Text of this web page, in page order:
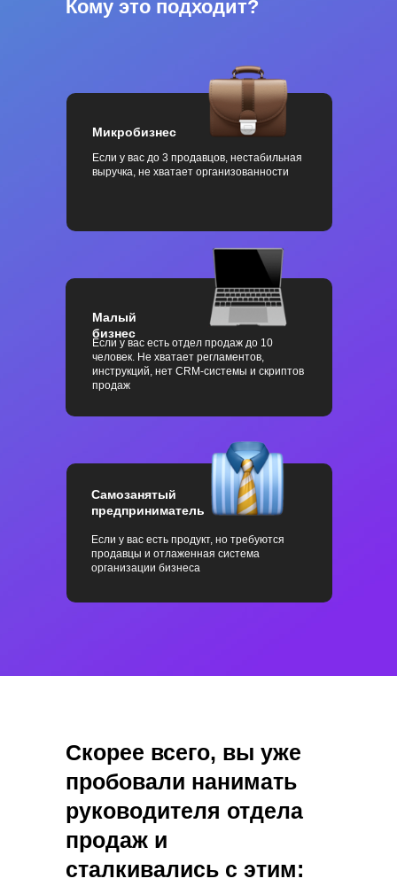
Микробизнес
Если у вас есть отдел продаж до 10
человек. Не хватает регламентов,
инструкций, нет CRM-системы и скриптов
продаж
Малый
бизнес
Если у вас до 3 продавцов, нестабильная
выручка, не хватает организованности
Кому это подходит?
Если у вас есть продукт, но требуются
продавцы и отлаженная система
организации бизнеса
Самозанятый
предприниматель
Скорее всего, вы уже
пробовали нанимать
руководителя отдела
продаж и
сталкивались с этим: